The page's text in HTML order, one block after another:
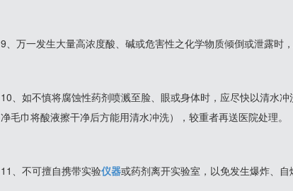
9、万一发生大量高浓度酸、碱或危害性之化学物质倾倒或泄露时
10、如不慎将腐蚀性药剂喷溅至脸、眼或身体时，应尽快以清水
净毛巾将酸液擦干净后方能用清水冲洗），较重者再送医院处理。
11、不可擅自携带实验仪器或药剂离开实验室，以免发生爆炸、自